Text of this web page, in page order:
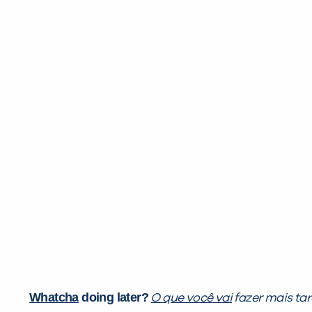
Whatchadoing later? O que vocêvaifazer mais